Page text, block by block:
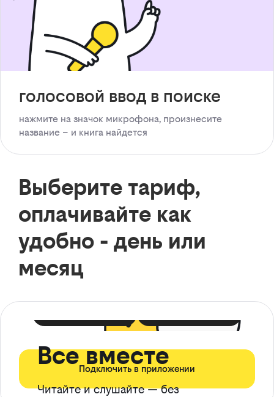
голосовой ввод в поиске
нажмите на значок микрофона, произнесите
название – и книга найдется
Выберите тариф,
оплачивайте как
удобно - день или
месяц
Все вместе
Читайте и слушайте — без
Подключить в приложении